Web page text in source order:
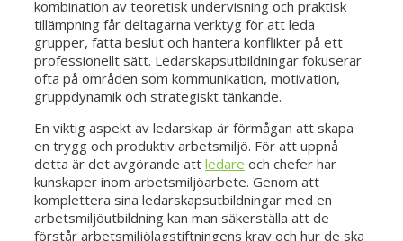
kombination av teoretisk undervisning och praktisk
tillämpning får deltagarna verktyg för att leda
grupper, fatta beslut och hantera konflikter på ett
professionellt sätt. Ledarskapsutbildningar fokuserar
ofta på områden som kommunikation, motivation,
gruppdynamik och strategiskt tänkande.
En viktig aspekt av ledarskap är förmågan att skapa
en trygg och produktiv arbetsmiljö. För att uppnå
detta är det avgörande att ledare och chefer har
kunskaper inom arbetsmiljöarbete. Genom att
komplettera sina ledarskapsutbildningar med en
arbetsmiljöutbildning kan man säkerställa att de
förstår arbetsmiljölagstiftningens krav och hur de ska